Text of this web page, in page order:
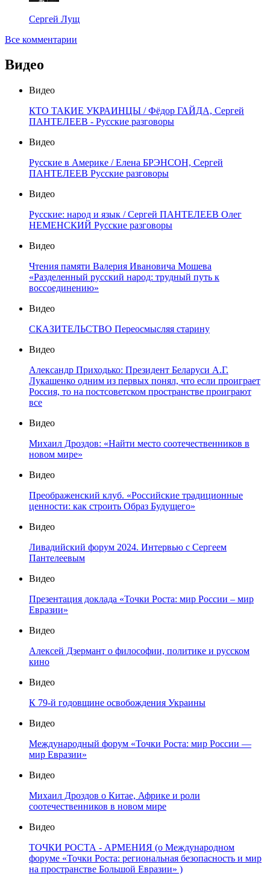
Сергей Лущ
Все комментарии
Видео
Видео
КТО ТАКИЕ УКРАИНЦЫ / Фёдор ГАЙДА, Сергей
ПАНТЕЛЕЕВ - Русские разговоры
Видео
Русские в Америке / Елена БРЭНСОН, Сергей
ПАНТЕЛЕЕВ Русские разговоры
Видео
Русские: народ и язык / Сергей ПАНТЕЛЕЕВ Олег
НЕМЕНСКИЙ Русские разговоры
Видео
Чтения памяти Валерия Ивановича Мошева
«Разделенный русский народ: трудный путь к
воссоединению»
Видео
СКАЗИТЕЛЬСТВО Переосмысляя старину
Видео
Александр Приходько: Президент Беларуси А.Г.
Лукашенко одним из первых понял, что если проиграет
Россия, то на постсоветском пространстве проиграют
все
Видео
Михаил Дроздов: «Найти место соотечественников в
новом мире»
Видео
Преображенский клуб. «Российские традиционные
ценности: как строить Образ Будущего»
Видео
Ливадийский форум 2024. Интервью с Сергеем
Пантелеевым
Видео
Презентация доклада «Точки Роста: мир России – мир
Евразии»
Видео
Алексей Дзермант о философии, политике и русском
кино
Видео
К 79-й годовщине освобождения Украины
Видео
Международный форум «Точки Роста: мир России —
мир Евразии»
Видео
Михаил Дроздов о Китае, Африке и роли
соотечественников в новом мире
Видео
ТОЧКИ РОСТА - АРМЕНИЯ (о Международном
форуме «Точки Роста: региональная безопасность и мир
на пространстве Большой Евразии» )